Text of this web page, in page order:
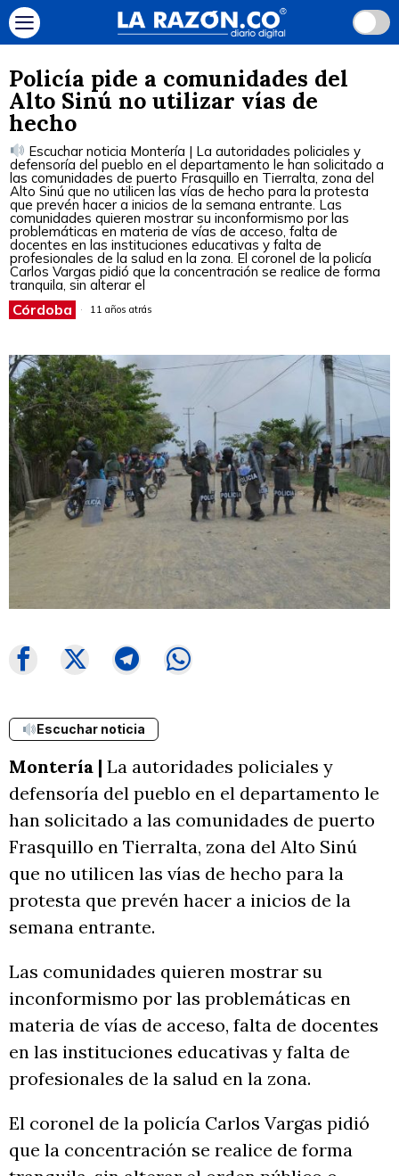
Policía pide a comunidades del
Alto Sinú no utilizar vías de
hecho
Escuchar noticia Montería | La autoridades policiales y
defensoría del pueblo en el departamento le han solicitado a
las comunidades de puerto Frasquillo en Tierralta, zona del
Alto Sinú que no utilicen las vías de hecho para la protesta
que prevén hacer a inicios de la semana entrante. Las
comunidades quieren mostrar su inconformismo por las
problemáticas en materia de vías de acceso, falta de
docentes en las instituciones educativas y falta de
profesionales de la salud en la zona. El coronel de la policía
Carlos Vargas pidió que la concentración se realice de forma
tranquila, sin alterar el
Córdoba 11 años atrás
Escuchar noticia
Montería | La autoridades policiales y
defensoría del pueblo en el departamento le
han solicitado a las comunidades de puerto
Frasquillo en Tierralta, zona del Alto Sinú
que no utilicen las vías de hecho para la
protesta que prevén hacer a inicios de la
semana entrante.
Las comunidades quieren mostrar su
inconformismo por las problemáticas en
materia de vías de acceso, falta de docentes
en las instituciones educativas y falta de
profesionales de la salud en la zona.
El coronel de la policía Carlos Vargas pidió
que la concentración se realice de forma